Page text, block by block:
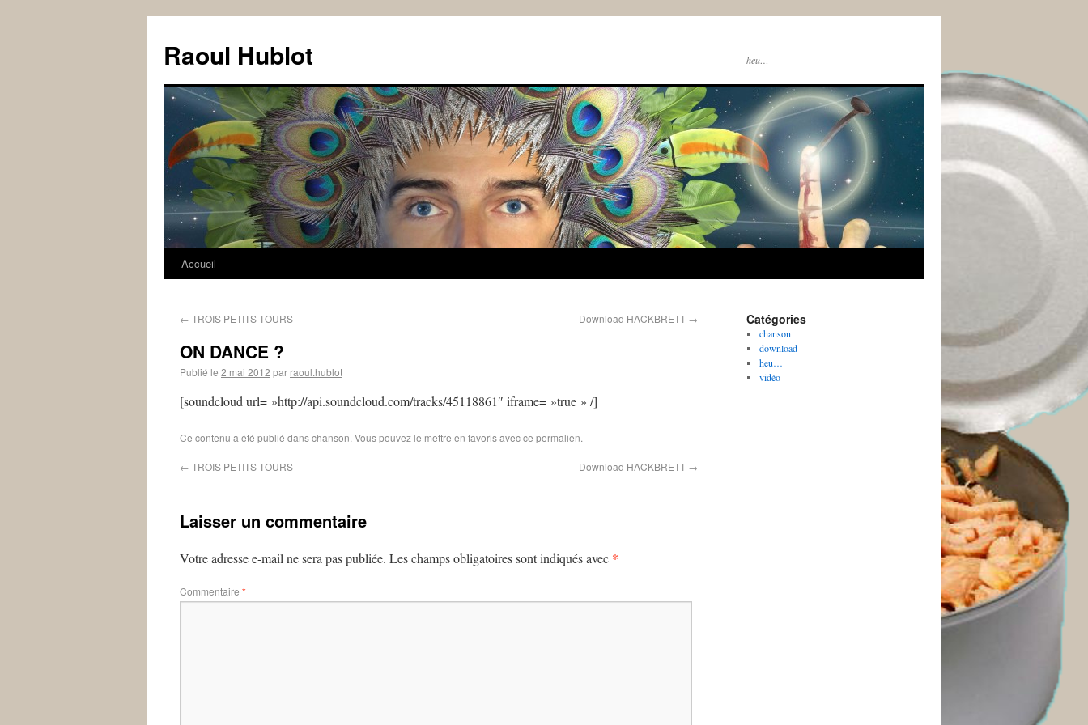
Raoul Hublot heu…
Accueil
← TROIS PETITS TOURS Download HACKBRETT →
ON DANCE ?
Publié le 2 mai 2012 par raoul.hublot
[soundcloud url= »http://api.soundcloud.com/tracks/45118861″ iframe= »true » /]
Ce contenu a été publié danschanson. Vous pouvez le mettre en favoris avecce permalien.
← TROIS PETITS TOURS Download HACKBRETT →
Laisser un commentaire
Votre adresse e-mail ne sera pas publiée. Les champs obligatoires sont indiqués avec *
Commentaire *
Catégories
chanson
download
heu…
vidéo